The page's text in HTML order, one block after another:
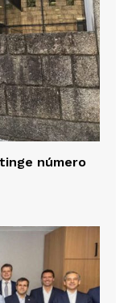
número